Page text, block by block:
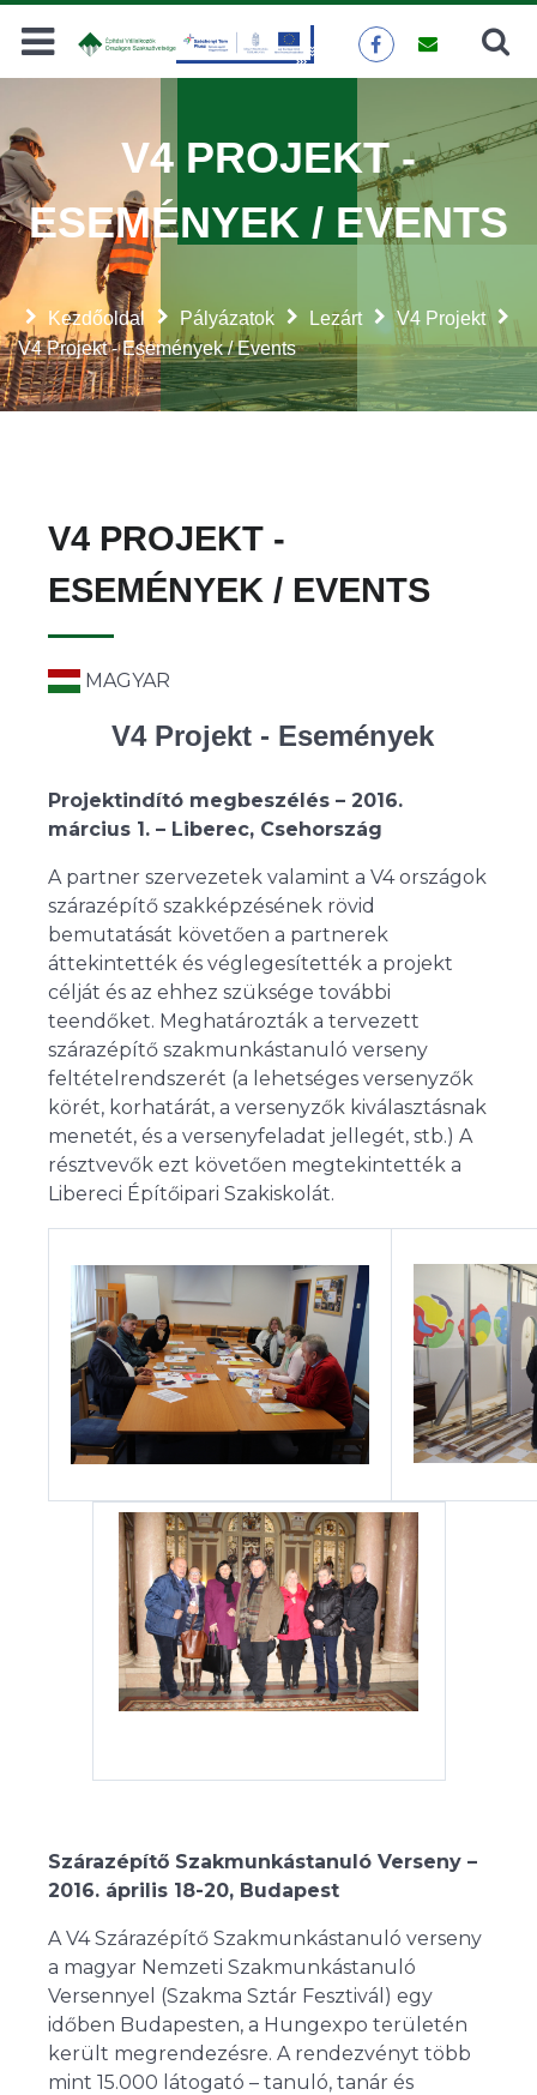
Keresés
Kezdőoldal Pályázatok Lezárt
V4 Projekt
V4 Projekt - Események / Events
V4 PROJEKT -
ESEMÉNYEK / EVENTS
V4 PROJEKT -
ESEMÉNYEK / EVENTS
MAGYAR
V4 Projekt - Események
Projektindító megbeszélés – 2016.
március 1. – Liberec, Csehország
A partner szervezetek valamint a V4 országok
szárazépítő szakképzésének rövid
bemutatását követően a partnerek
áttekintették és véglegesítették a projekt
célját és az ehhez szüksége további
teendőket. Meghatározták a tervezett
szárazépítő szakmunkástanuló verseny
feltételrendszerét (a lehetséges versenyzők
körét, korhatárát, a versenyzők kiválasztásnak
menetét, és a versenyfeladat jellegét, stb.) A
résztvevők ezt követően megtekintették a
Libereci Építőipari Szakiskolát.
Szárazépítő Szakmunkástanuló Verseny –
2016. április 18-20, Budapest
A V4 Szárazépítő Szakmunkástanuló verseny
a magyar Nemzeti Szakmunkástanuló
Versennyel (Szakma Sztár Fesztivál) egy
időben Budapesten, a Hungexpo területén
került megrendezésre. A rendezvényt több
mint 15.000 látogató – tanuló, tanár és